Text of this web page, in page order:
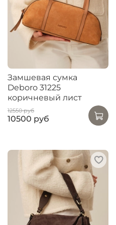
Замшевая сумка
Deboro 31225
коричневый лист
12550 руб
10500 руб